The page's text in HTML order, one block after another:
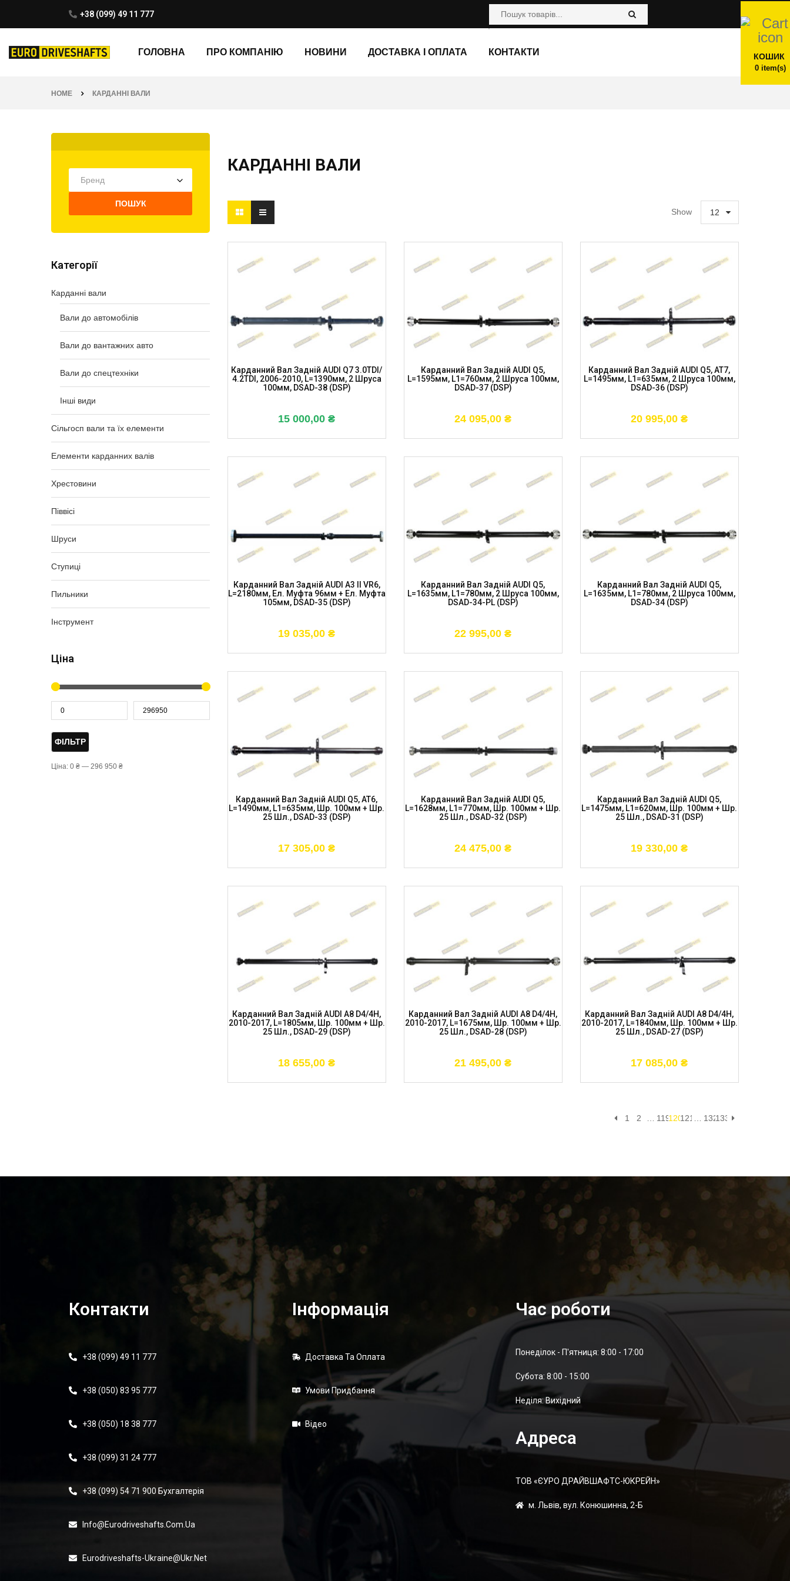
+38 (099) 49 11 777
ГОЛОВНА ПРО КОМПАНІЮ НОВИНИ ДОСТАВКА І ОПЛАТА КОНТАКТИ КОШИК
0item(s)
HOME КАРДАННІ ВАЛИ
Бренд
ПОШУК
Категорії
Карданні вали
Вали до автомобілів
Вали до вантажних авто
Вали до спецтехніки
Інші види
Сільгосп вали та їх елементи
Елементи карданних валів
Хрестовини
Піввісі
Шруси
Ступиці
Пильники
Інструмент
Ціна
ФІЛЬТР
Ціна: 0 ₴ — 296 950 ₴
КАРДАННІ ВАЛИ
Show 12
Карданний Вал Задній AUDI Q7 3.0TDI/
4.2TDI, 2006-2010, L=1390мм, 2 Шруса
100мм, DSAD-38 (DSP)
15 000,00₴
Карданний Вал Задній AUDI Q5,
L=1595мм, L1=760мм, 2 Шруса 100мм,
DSAD-37 (DSP)
24 095,00₴
Карданний Вал Задній AUDI Q5, AT7,
L=1495мм, L1=635мм, 2 Шруса 100мм,
DSAD-36 (DSP)
20 995,00₴
Карданний Вал Задній AUDI A3 II VR6,
L=2180мм, Ел. Муфта 96мм + Ел. Муфта
105мм, DSAD-35 (DSP)
19 035,00₴
Карданний Вал Задній AUDI Q5,
L=1635мм, L1=780мм, 2 Шруса 100мм,
DSAD-34-PL (DSP)
22 995,00₴
Карданний Вал Задній AUDI Q5,
L=1635мм, L1=780мм, 2 Шруса 100мм,
DSAD-34 (DSP)
Карданний Вал Задній AUDI Q5, AT6,
L=1490мм, L1=635мм, Шр. 100мм + Шр.
25 Шл., DSAD-33 (DSP)
17 305,00₴
Карданний Вал Задній AUDI Q5,
L=1628мм, L1=770мм, Шр. 100мм + Шр.
25 Шл., DSAD-32 (DSP)
24 475,00₴
Карданний Вал Задній AUDI Q5,
L=1475мм, L1=620мм, Шр. 100мм + Шр.
25 Шл., DSAD-31 (DSP)
19 330,00₴
Карданний Вал Задній AUDI A8 D4/4H,
2010-2017, L=1805мм, Шр. 100мм + Шр.
25 Шл., DSAD-29 (DSP)
18 655,00₴
Карданний Вал Задній AUDI A8 D4/4H,
2010-2017, L=1675мм, Шр. 100мм + Шр.
25 Шл., DSAD-28 (DSP)
21 495,00₴
Карданний Вал Задній AUDI A8 D4/4H,
2010-2017, L=1840мм, Шр. 100мм + Шр.
25 Шл., DSAD-27 (DSP)
17 085,00₴
1 2 119120121 132133
Контакти
+38 (099) 49 11 777
+38 (050) 83 95 777
+38 (050) 18 38 777
+38 (099) 31 24 777
+38 (099) 54 71 900 Бухгалтерія
Info@eurodriveshafts.com.ua
Eurodriveshafts-Ukraine@ukr.net
Інформація
Доставка Та Оплата
Умови Придбання
Відео
Час роботи
Понеділок - П'ятниця: 8:00 - 17:00
Суботa: 8:00 - 15:00
Неділя: Вихідний
Адреса
ТОВ «ЄУРО ДРАЙВШАФТC-ЮКРЕЙН»
м. Львів, вул. Конюшинна, 2-Б